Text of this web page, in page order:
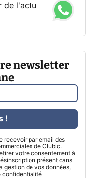
de l'actu
newsletter
recevoir par email des
de Clubic.
votre consentement à
présent dans
gestion de vos données,
confidentialité
!